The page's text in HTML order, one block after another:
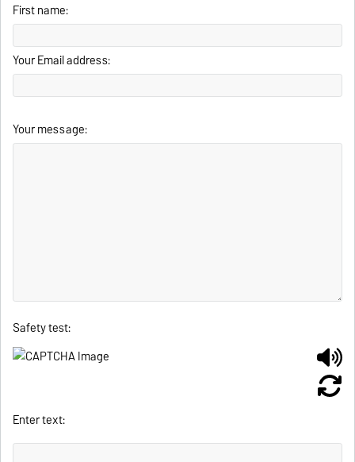
First name:
Your Email address:
Your message:
Safety test:
Enter text: